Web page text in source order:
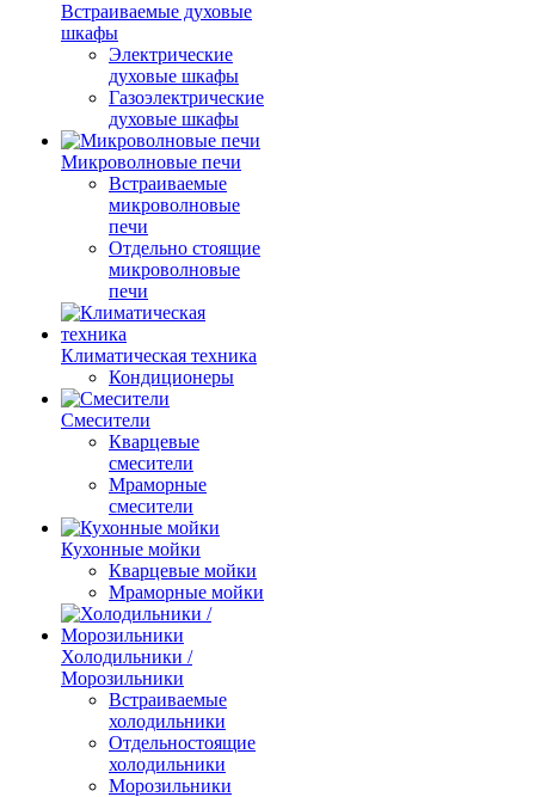
Встраиваемые духовые
шкафы
Электрические
духовые шкафы
Газоэлектрические
духовые шкафы
Микроволновые печи
Встраиваемые
микроволновые
печи
Отдельно стоящие
микроволновые
печи
Климатическая техника
Кондиционеры
Смесители
Кварцевые
смесители
Мраморные
смесители
Кухонные мойки
Кварцевые мойки
Мраморные мойки
Холодильники /
Морозильники
Встраиваемые
холодильники
Отдельностоящие
холодильники
Морозильники